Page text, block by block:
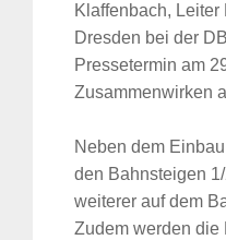
Klaffenbach,
Dresden bei der
Pressetermin am
Zusammenwirken
Neben dem
den Bahnsteigen
weiterer auf dem
Zudem werden die